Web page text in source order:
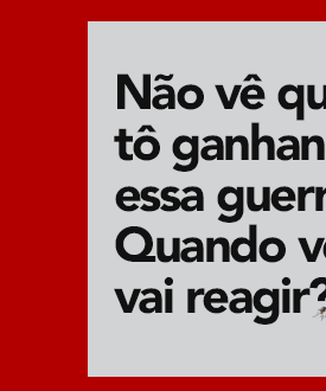
Detoni (Parcerias Estratégicas).
“Este é um momento da maior
conhecimento, tirar as dúvidas,
divulgadas não estão vinculadas
estudado com muito critério,
mergulhados com todos os
para nos dar subsídio, para poder
acredita que esse conhecimento
para o projeto”, explicou o
e especificidades das melhorias na